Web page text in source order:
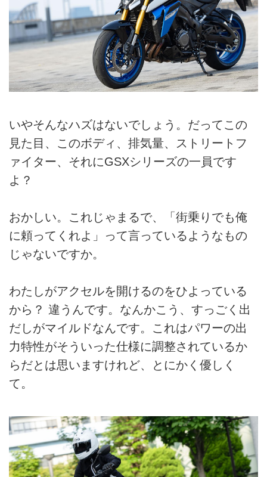
いやそんなハズはないでしょう。だってこの
見た目、このボディ、排気量、ストリートフ
ァイター、それにGSXシリーズの一員です
よ？
おかしい。これじゃまるで、「街乗りでも俺
に頼ってくれよ」って言っているようなもの
じゃないですか。
わたしがアクセルを開けるのをひよっている
から？ 違うんです。なんかこう、すっごく出
だしがマイルドなんです。これはパワーの出
力特性がそういった仕様に調整されているか
らだとは思いますけれど、とにかく優しく
て。